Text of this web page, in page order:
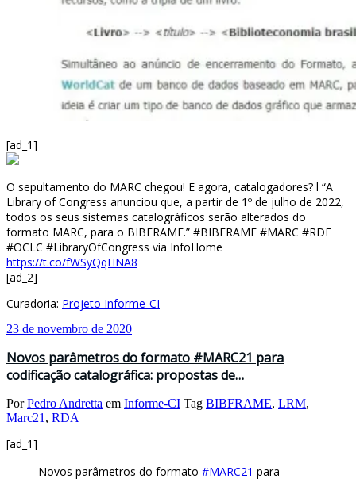
[ad_1]
O sepultamento do MARC chegou! E agora, catalogadores? l “A
Library of Congress anunciou que, a partir de 1º de julho de 2022,
todos os seus sistemas catalográficos serão alterados do
formato MARC, para o BIBFRAME.” #BIBFRAME #MARC #RDF
#OCLC #LibraryOfCongress via InfoHome
https://t.co/fWSyQqHNA8
[ad_2]
Curadoria: Projeto Informe-CI
23 de novembro de 2020
Novos parâmetros do formato #MARC21 para
codificação catalográfica: propostas de…
PorPedro Andretta em Informe-CI Tag BIBFRAME, LRM,
Marc21 , RDA
[ad_1]
Novos parâmetros do formato #MARC21 para